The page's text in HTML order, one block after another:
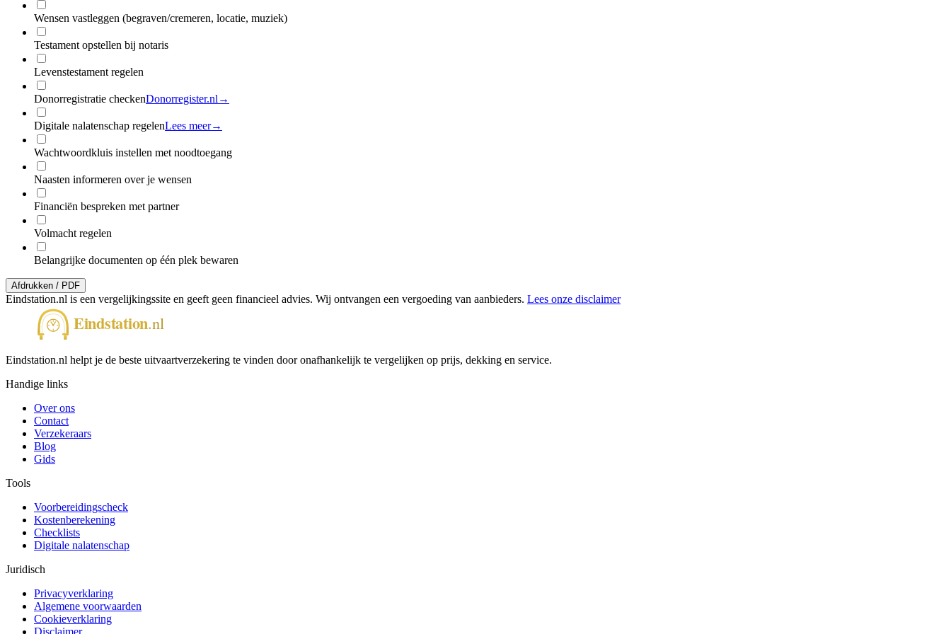
Wensen vastleggen (begraven/cremeren, locatie, muziek)
Testament opstellen bij notaris
Levenstestament regelen
Donorregistratie checkenDonorregister.nl →
Digitale nalatenschap regelenLees meer→
Wachtwoordkluis instellen met noodtoegang
Naasten informeren over je wensen
Financiën bespreken met partner
Volmacht regelen
Belangrijke documenten op één plek bewaren
Afdrukken / PDF
Eindstation.nl is een vergelijkingssite en geeft geen financieel advies. Wij ontvangen een vergoeding van aanbieders. Lees onze disclaimer
Eindstation.nl helpt je de beste uitvaartverzekering te vinden door onafhankelijk te vergelijken op prijs, dekking en service.
Handige links
Over ons
Contact
Verzekeraars
Blog
Gids
Tools
Voorbereidingscheck
Kostenberekening
Checklists
Digitale nalatenschap
Juridisch
Privacyverklaring
Algemene voorwaarden
Cookieverklaring
Disclaimer